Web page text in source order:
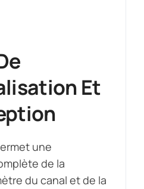
Et
une
de la
du canal et de la